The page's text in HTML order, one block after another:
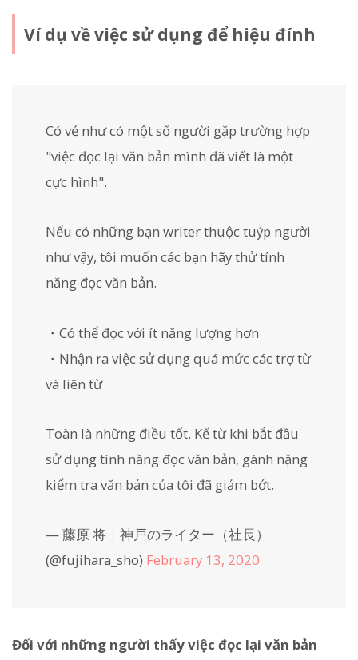
Ví dụ về việc sử dụng để hiệu đính
Có vẻ như có một số người gặp trường hợp
"việc đọc lại văn bản mình đã viết là một
cực hình".
Nếu có những bạn writer thuộc tuýp người
như vậy, tôi muốn các bạn hãy thử tính
năng đọc văn bản.
・Có thể đọc với ít năng lượng hơn
・Nhận ra việc sử dụng quá mức các trợ từ
và liên từ
Toàn là những điều tốt. Kể từ khi bắt đầu
sử dụng tính năng đọc văn bản, gánh nặng
kiểm tra văn bản của tôi đã giảm bớt.
— 藤原 将｜神戸のライター（社長）
(@fujihara_sho) February 13, 2020
Đối với những người thấy việc đọc lại văn bản